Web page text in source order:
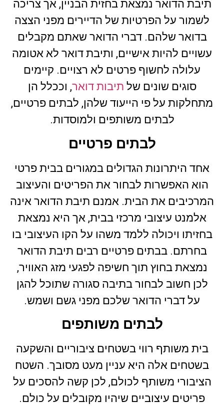
תיבת הדואר נמצאת בחזית הבניין, אך צריכה
לשמור על הפרטיות של הדיירים מפני הצצה
בדואר שלהם. דברי הדואר שאתם מקבלים
עשויים להיות אישיים, ותיבת דואר לא אטומה
עלולה לחשוף פרטים לא רצויים. קיימים
סוגים שונים של תיבות דואר, וככלל הן
מתחלקות על פי הייעוד שלהן, לבתים פרטיים,
לבתים משותפים ולמוסדות.
לבתים פרטיים
אחד היתרונות הגדולים במגורים בבית פרטי
הוא האפשרות לבחור את הפריטים והעיצוב
המרכיבים את הבית. אמנם תיבת הדואר אינה
אלמנט עיצובי מרכזי בבית, אך היא נמצאת
בחזיתו ויכולה ללמד משהו על הקו העיצובי בו
בחרתם. בבתים פרטיים רבים תיבת הדואר
נמצאת בחוץ תוך חשיפה לפגעי מזג האוויר,
לכן חשוב לבחור בתיבה סגורה שתוכל להגן
על דברי הדואר שלכם מפני גשם ושמש.
לבתים משותפים
בית משותף רווי בשטחים ציבוריים והשקעה
בשטחים אלה היא עניין מעט מסובך. השטח
הציבורי משותף לכולם, לכן קשה להסכים על
פריטים עיצוביים שיהיו מקובלים על כולם.